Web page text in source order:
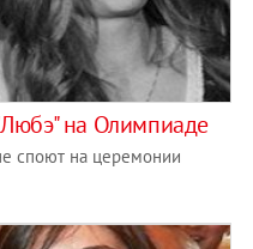
на Олимпиаде
споют на церемонии